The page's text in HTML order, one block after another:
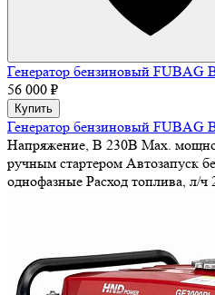
Генератор бензиновый FUBAG
56 000 ₽
Купить
Генератор бензиновый FUBAG
Напряжение, В 230В Max.
ручным стартером Автозапуск
однофазные Расход топлива, л/ч